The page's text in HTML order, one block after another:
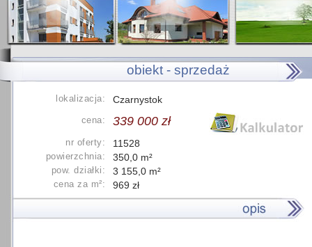
obiekt - sprzedaż
lokalizacja: Czarnystok
cena: 339 000 zł
nr oferty: 11528
powierzchnia: 350,0 m²
pow. działki: 3 155,0 m²
cena za m²: 969 zł